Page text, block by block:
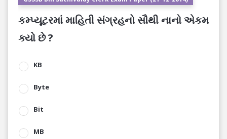
કમ્પ્યૂટરમાં માહિતી સંગ્રહનો સૌથી નાનો એકમ
ક્યો છે ?
KB
Byte
Bit
MB